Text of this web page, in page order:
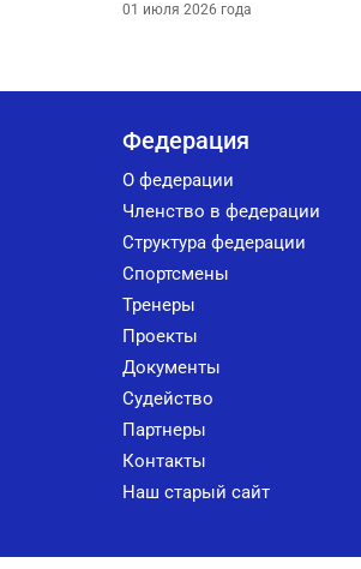
01 июля 2026 года
Федерация
О федерации
Членство в федерации
Структура федерации
Спортсмены
Тренеры
Проекты
Документы
Судейство
Партнеры
Контакты
Наш старый сайт